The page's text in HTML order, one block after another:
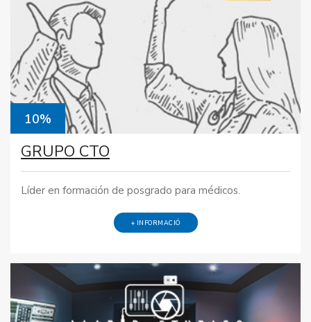
10%
GRUPO CTO
Líder en formación de posgrado para médicos.
+ INFORMACIÓ